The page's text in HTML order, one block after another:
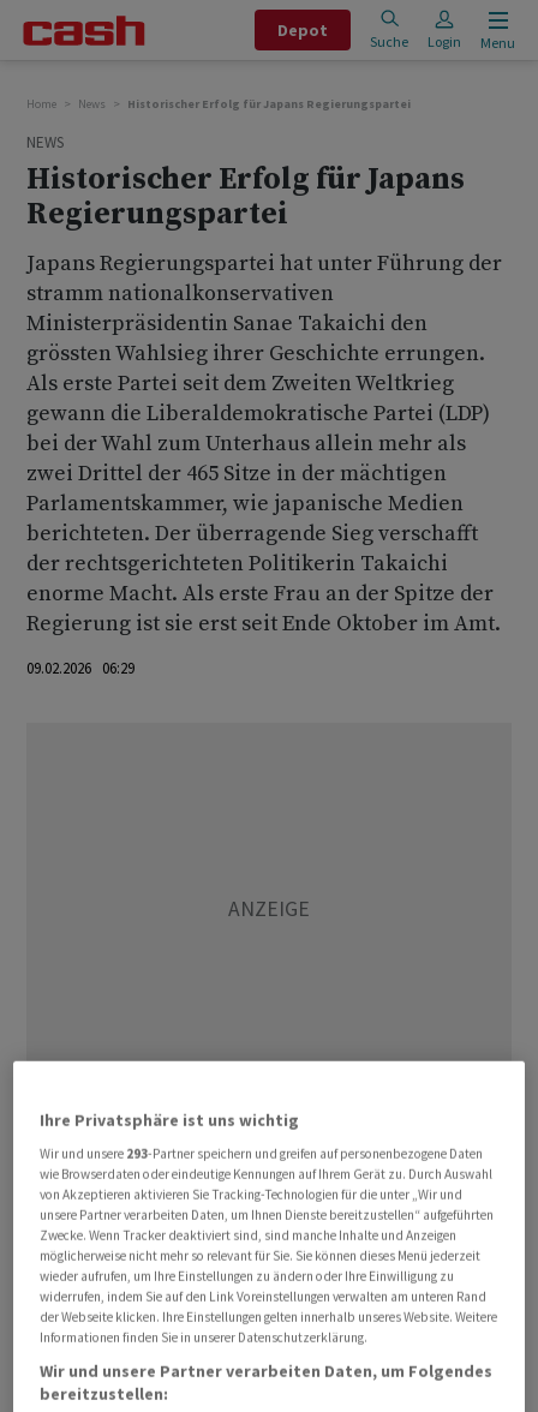
Depot
Suche Login Menu
Home News Historischer Erfolg für Japans Regierungspartei
NEWS
Historischer Erfolg für Japans
Regierungspartei
Japans Regierungspartei hat unter Führung der
stramm nationalkonservativen
Ministerpräsidentin Sanae Takaichi den
grössten Wahlsieg ihrer Geschichte errungen.
Als erste Partei seit dem Zweiten Weltkrieg
gewann die Liberaldemokratische Partei (LDP)
bei der Wahl zum Unterhaus allein mehr als
zwei Drittel der 465 Sitze in der mächtigen
Parlamentskammer, wie japanische Medien
berichteten. Der überragende Sieg verschafft
der rechtsgerichteten Politikerin Takaichi
enorme Macht. Als erste Frau an der Spitze der
Regierung ist sie erst seit Ende Oktober im Amt.
09.02.2026 06:29
Indem die LDP als erste Partei im Nachkriegsjapan die
Zweidrittelmehrheit von 310 Sitzen überschritt, kann
sie nun Verfassungsänderungen vorantreiben und
Gesetze verabschieden, selbst wenn diese vom
Oberhaus abgelehnt werden. In der zweiten
Parlamentskammer ist die Regierungskoalition aus LDP
und der neoliberalen Partei Ishin weiterhin in der
Minderheit.
Die seit 1955 fast ununterbrochen regierende LDP hatte
Ihre Privatsphäre ist uns wichtig
Wir und unsere 293-Partner speichern und greifen auf personenbezogene Daten
wie Browserdaten oder eindeutige Kennungen auf Ihrem Gerät zu. Durch Auswahl
von Akzeptieren aktivieren Sie Tracking-Technologien für die unter „Wir und
unsere Partner verarbeiten Daten, um Ihnen Dienste bereitzustellen“ aufgeführten
Zwecke. Wenn Tracker deaktiviert sind, sind manche Inhalte und Anzeigen
möglicherweise nicht mehr so relevant für Sie. Sie können dieses Menü jederzeit
wieder aufrufen, um Ihre Einstellungen zu ändern oder Ihre Einwilligung zu
widerrufen, indem Sie auf den Link Voreinstellungen verwalten am unteren Rand
der Webseite klicken. Ihre Einstellungen gelten innerhalb unseres Website. Weitere
Informationen finden Sie in unserer Datenschutzerklärung.
Wir und unsere Partner verarbeiten Daten, um Folgendes
bereitzustellen: